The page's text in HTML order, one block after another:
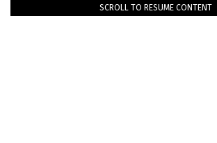
SCROLL TO RESUME CONTENT